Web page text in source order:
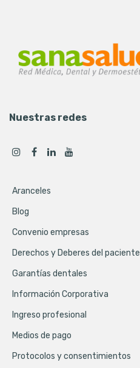
Nuestras redes
Aranceles
Blog
Convenio empresas
Derechos y Deberes del paciente
Garantías dentales
Información Corporativa
Ingreso profesional
Medios de pago
Protocolos y consentimientos